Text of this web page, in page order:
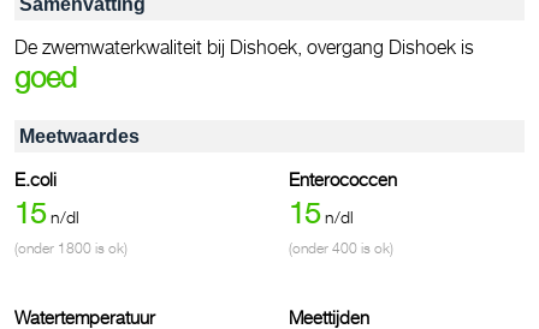
Samenvatting
De zwemwaterkwaliteit bij Dishoek, overgang Dishoek is
goed
Meetwaardes
E.coli
15 n/dl
(onder 1800 is ok)
Enterococcen
15 n/dl
(onder 400 is ok)
Watertemperatuur Meettijden